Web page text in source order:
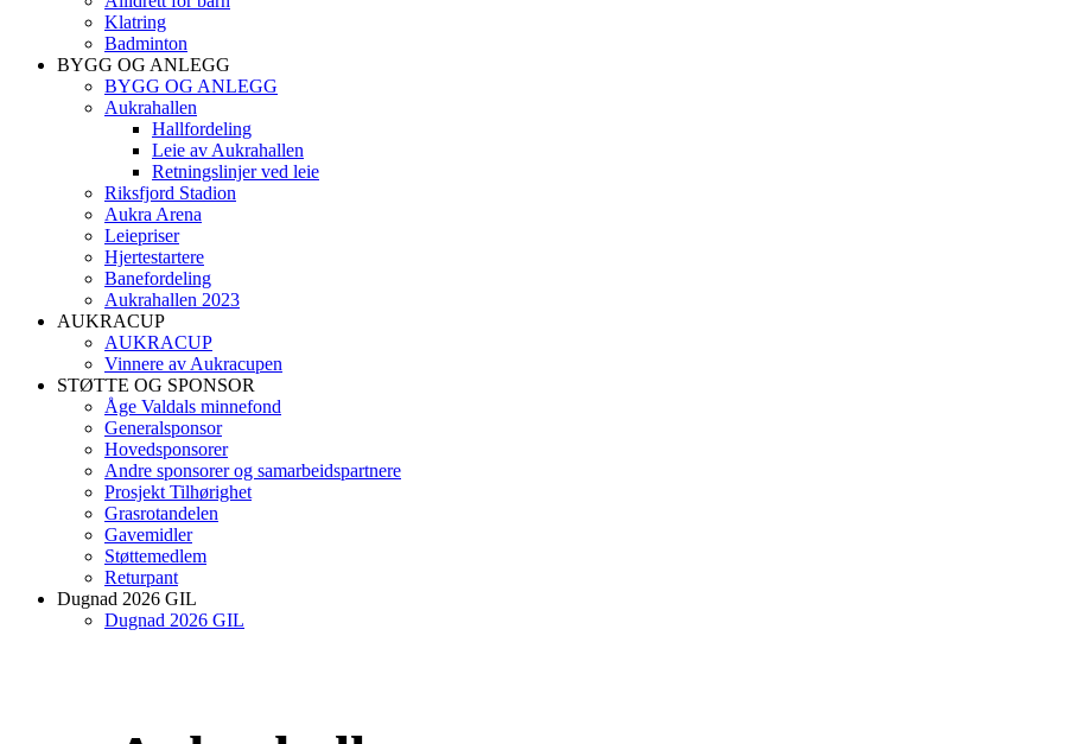
Klatring
Badminton
BYGG OG ANLEGG
BYGG OG ANLEGG
Aukrahallen
Hallfordeling
Leie av Aukrahallen
Retningslinjer ved leie
Riksfjord Stadion
Aukra Arena
Leiepriser
Hjertestartere
Banefordeling
Aukrahallen 2023
AUKRACUP
AUKRACUP
Vinnere av Aukracupen
STØTTE OG SPONSOR
Åge Valdals minnefond
Generalsponsor
Hovedsponsorer
Andre sponsorer og samarbeidspartnere
Prosjekt Tilhørighet
Grasrotandelen
Gavemidler
Støttemedlem
Returpant
Dugnad 2026 GIL
Dugnad 2026 GIL